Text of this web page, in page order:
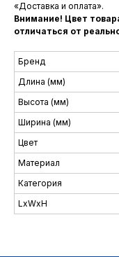
«Доставка и оплата».
Внимание! Цвет
отличаться от
Бренд
Длина (мм)
Высота (мм)
Ширина (мм)
Цвет
Материал
Категория
LxWxH